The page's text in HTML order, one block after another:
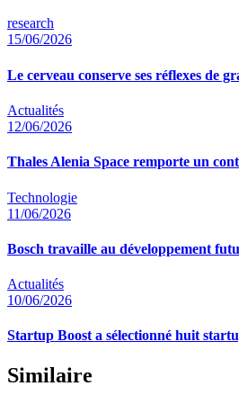
research
15/06/2026
Le cerveau conserve ses réflexes de
Actualités
12/06/2026
Thales Alenia Space remporte un
Technologie
11/06/2026
Bosch travaille au développement
Actualités
10/06/2026
Startup Boost a sélectionné huit
Similaire